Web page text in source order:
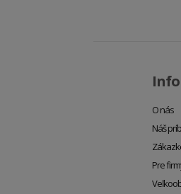
Info
O nás
Náš
Pre